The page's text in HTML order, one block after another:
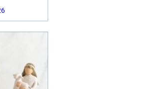
För att
allt detta
både